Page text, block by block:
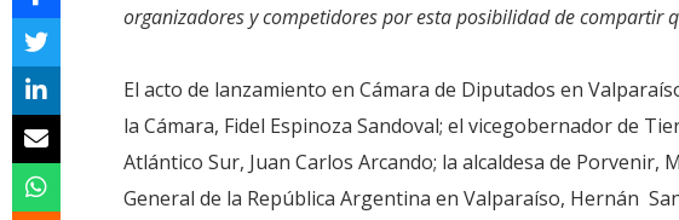
organizadores y competidores por esta posibilidad de compartir
El acto de lanzamiento en Cámara de Diputados en
la Cámara, Fidel Espinoza Sandoval; el vicegobernador de
Atlántico Sur, Juan Carlos Arcando; la alcaldesa de Porvenir,
General de la República Argentina en Valparaíso, Hernán